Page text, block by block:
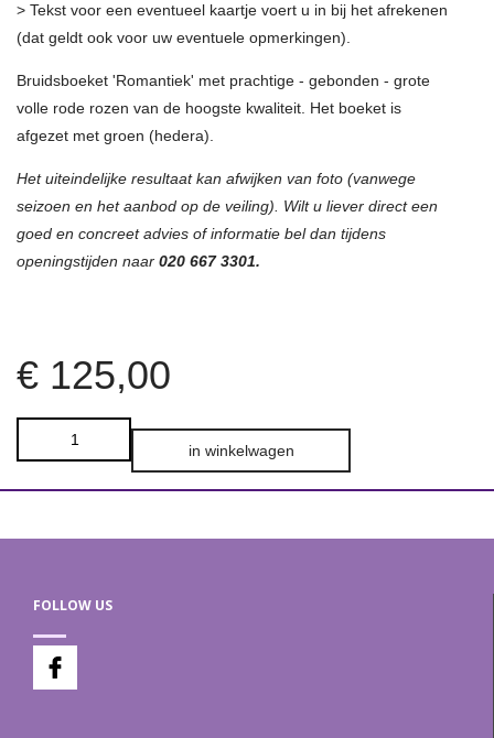
> Tekst voor een eventueel kaartje voert u in bij het afrekenen
(dat geldt ook voor uw eventuele opmerkingen).
Bruidsboeket 'Romantiek' met prachtige - gebonden - grote
volle rode rozen van de hoogste kwaliteit. Het boeket is
afgezet met groen (hedera).
Het uiteindelijke resultaat kan afwijken van foto (vanwege
seizoen en het aanbod op de veiling). Wilt u liever direct een
goed en concreet advies of informatie bel dan tijdens
openingstijden naar 020 667 3301.
€ 125,00
in winkelwagen
FOLLOW US